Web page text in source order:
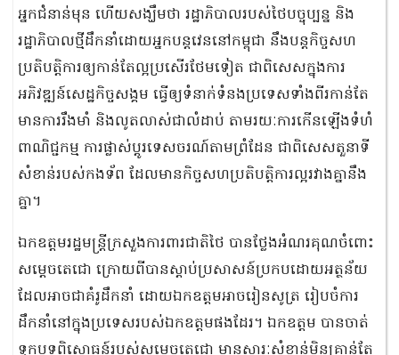
អ្នកជំនាន់មុន ហើយសង្ឃឹមថា រដ្ឋាភិបាលរបស់ថៃបច្ចុប្បន្ន និង
រដ្ឋាភិបាលថ្មីដឹកនាំដោយអ្នកបន្តវេននៅកម្ពុជា នឹងបន្តកិច្ចសហ
ប្រតិបត្តិការឲ្យកាន់តែល្អប្រសើរថែមទៀត ជាពិសេសក្នុងការ
អភិវឌ្ឍន៍សេដ្ឋកិច្ចសង្គម ធ្វើឲ្យទំនាក់ទំនងប្រទេសទាំងពីរកាន់តែ
មានការរឹងមាំ និងលូតលាស់ជាលំដាប់ តាមរយៈការកើនឡើងទំហំ
ពាណិជ្ជកម្ម ការផ្លាស់ប្ដូរទេសចរណ៍តាមព្រំដែន ជាពិសេសតួនាទី
សំខាន់របស់កងទ័ព ដែលមានកិច្ចសហប្រតិបត្តិការល្អរវាងគ្នានឹង
គ្នា។
ឯកឧត្តមរដ្ឋមន្ត្រីក្រសួងការពារជាតិថៃ បានថ្លែងអំណរគុណចំពោះ
សម្ដេចតេជោ ក្រោយពីបានស្ដាប់ប្រសាសន៍ប្រកបដោយអត្ថន័យ
ដែលអាចជាគំរូដឹកនាំ ដោយឯកឧត្តមអាចរៀនសូត្រ រៀបចំការ
ដឹកនាំនៅក្នុងប្រទេសរបស់ឯកឧត្តមផងដែរ។ ឯកឧត្តម បានចាត់
ទុកបទពិសោធន៍របស់សម្ដេចតេជោ មានសារៈសំខាន់មិនគ្រាន់តែ